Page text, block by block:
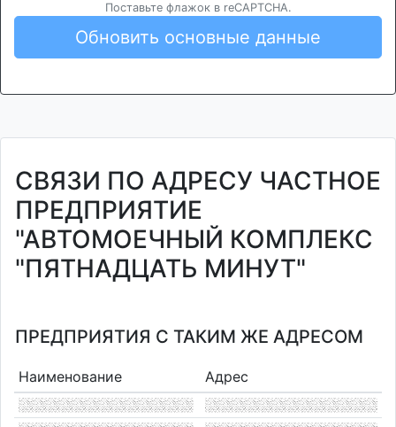
Поставьте флажок в reCAPTCHA.
Обновить основные данные
СВЯЗИ ПО АДРЕСУ ЧАСТНОЕ
ПРЕДПРИЯТИЕ
"АВТОМОЕЧНЫЙ КОМПЛЕКС
"ПЯТНАДЦАТЬ МИНУТ"
ПРЕДПРИЯТИЯ С ТАКИМ ЖЕ АДРЕСОМ
Наименование Адрес